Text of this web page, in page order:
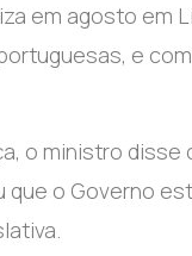
em agosto em
e
o ministro disse
o Governo